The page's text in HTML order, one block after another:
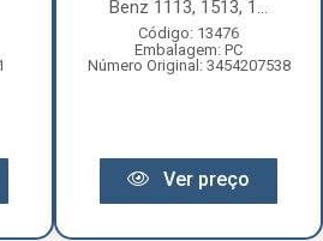
Benz 1113, 1513, 1...
Código: 13476
Embalagem: PC
Número Original: 3454207538
Ver preço